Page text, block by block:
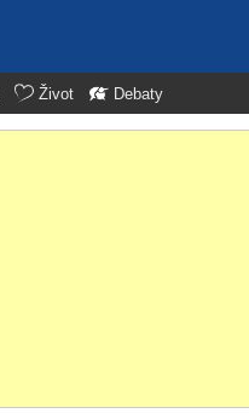
Život Debaty